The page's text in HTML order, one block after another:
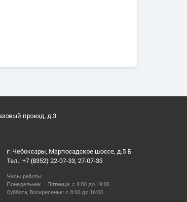
проезд, д.3
г. Чебоксары, Марпосадское шоссе, д.5 Б
Тел.: +7 (8352) 22-07-33, 27-07-33
Часы работы:
Понедельник – Пятница: с 8:00 до 19:00
Суббота, Воскресенье: с 8:00 до 16:00